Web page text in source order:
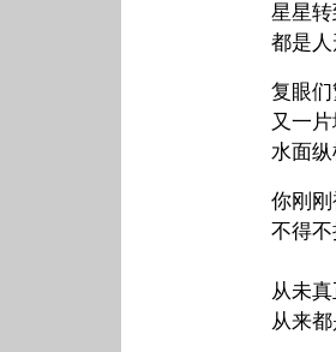
星星
都是人
复眼
又一
水面
你刚
不得
这
从未
从来